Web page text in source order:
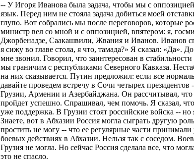
-- У Игоря Иванова была задача, чтобы мы с
язык. Перед ним не стояла задача добиться моей
глупо. Вот собрались мы после переговоров, которые
министр вел со мной и с оппозицией, впятером: я,
Джорбенадзе, Саакашвили, Жвания и Иванов. Иванов
я сижу во главе стола, я что, тамада?» Я сказал: «Да».
мне звонил. Говорил, что заинтересован в
мы граничим с республиками Северного Кавказа.
на них сказывается. Путин предложил: если все
давайте проведем встречу в Сочи четырех президентов
Грузии, Армении и Азербайджана. Он рассчитывал,
пройдет успешно. Спрашивал, чем помочь. Я сказал,
уже поддержка. В Грузии стоят российские войска -- но
Знаете, вот в Абхазии Россия могла сыграть другую
простить не могу -- что ее регулярные части принимали
боевых действиях в Абхазии. Нельзя так с соседом.
Грузия не могла. Но сейчас Россия сделала все, что
это не спасло.